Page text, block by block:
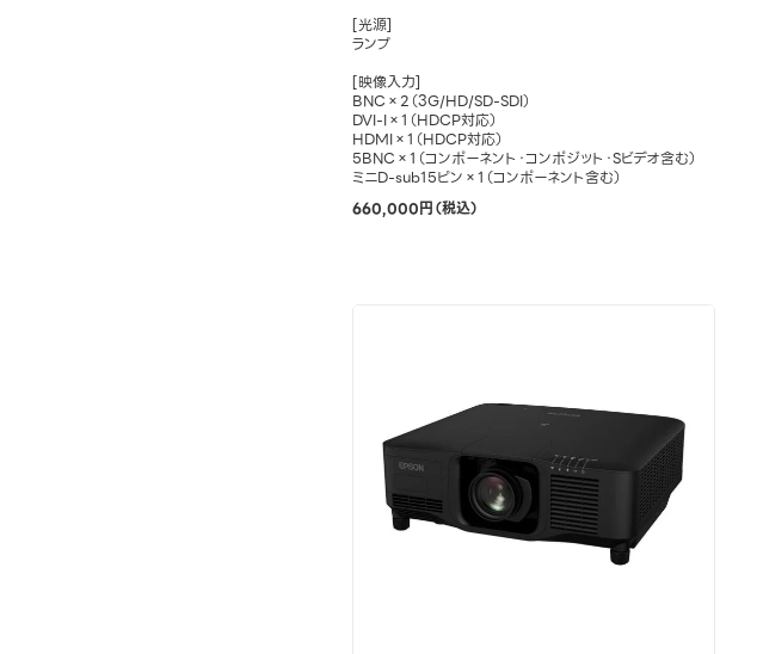
[光源]
ランプ
[映像入力]
BNC×2（3G/HD/SD-SDI）
DVI-I×1（HDCP対応）
HDMI×1（HDCP対応）
5BNC×1（コンポーネント・コンポジット・Sビデオ含む）
ミニD-sub15ピン×1（コンポーネント含む）
660,000円（税込）